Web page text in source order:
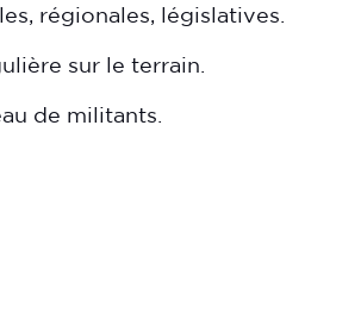
régionales, législatives.
sur le terrain.
de militants.